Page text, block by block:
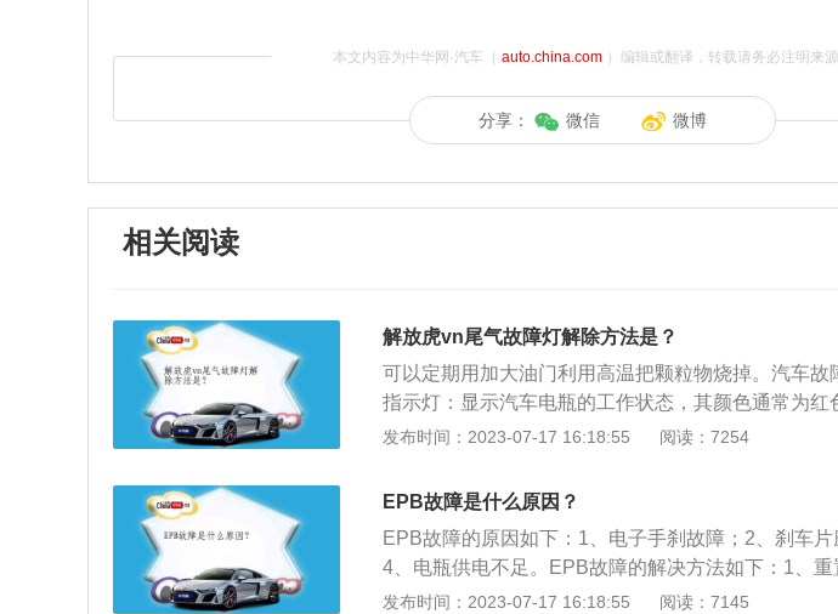
本文内容为中华网·汽车（ auto.china.com）编辑或翻译，转载请务必注明来源
分享： 微信 微博
相关阅读
解放虎vn尾气故障灯解除方法是？
可以定期用加大油门利用高温把颗粒物烧掉。汽车故
指示灯：显示汽车电瓶的工作状态，其颜色通常为红
进行自检时该指示灯会亮起，启动汽车后指示灯自动
汽车的机油压力状态。机油压力过低会使得润滑出现
发动机损坏；3、水温报警指示灯：显示发动机冷却
的指示灯，需要立即靠边停车并关闭发动机，检查是
高，待冷却至发动机正常工作温度时再补充冷却液或
发布时间：2023-07-17 16:18:55 阅读：7254
EPB故障是什么原因？
EPB故障的原因如下：1、电子手刹故障；2、刹车片
4、电瓶供电不足。EPB故障的解决方法如下：1、
踩住脚刹车,向下摁住电子手刹5秒随后再向上拉住电
发布时间：2023-07-17 16:18:55 阅读：7145